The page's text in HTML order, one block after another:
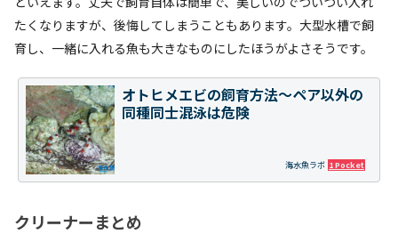
たくなりますが、後悔してしまうこともあります。大型水槽で飼
育し、一緒に入れる魚も大きなものにしたほうがよさそうです。
海水魚ラボ 1 Pocket
オトヒメエビの飼育方法～ペア以外の
同種同士混泳は危険
クリーナーまとめ